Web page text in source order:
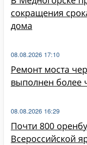
сокращения
дома
Ремонт моста
выполнен более
08.08.2026 17:10
Почти 800
Всероссийской
08.08.2026 16:29